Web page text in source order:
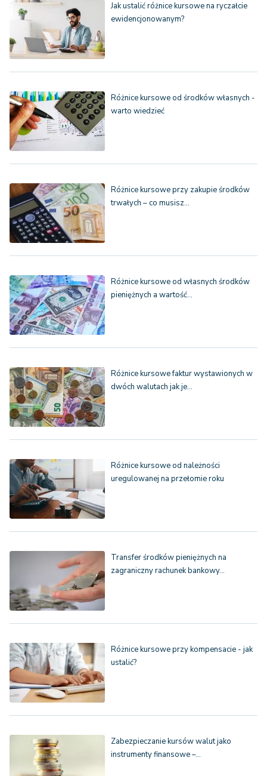
Jak ustalić różnice kursowe na ryczałcie
ewidencjonowanym?
Różnice kursowe od środków własnych -
warto wiedzieć
Różnice kursowe przy zakupie środków
trwałych – co musisz…
Różnice kursowe od własnych środków
pieniężnych a wartość…
Różnice kursowe faktur wystawionych w
dwóch walutach jak je…
Różnice kursowe od należności
uregulowanej na przełomie roku
Transfer środków pieniężnych na
zagraniczny rachunek bankowy…
Różnice kursowe przy kompensacie - jak
ustalić?
Zabezpieczanie kursów walut jako
instrumenty finansowe –…